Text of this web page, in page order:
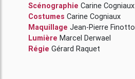
Scénographie Carine Cogniaux
Costumes Carine Cogniaux
Maquillage Jean-Pierre Finotto
Lumière Marcel Derwael
Régie Gérard Raquet